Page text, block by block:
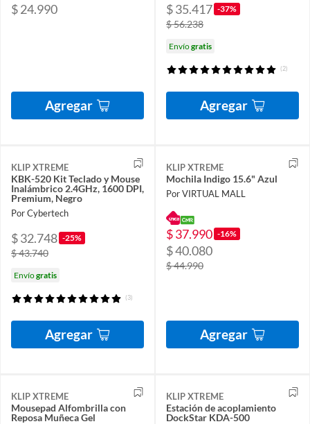
$ 24.990
Agregar
$ 35.417 -37%
$ 56.238
Envíogratis
(2)
Agregar
KLIP XTREME
KBK-520 Kit Teclado y Mouse
Inalámbrico 2.4GHz, 1600 DPI,
Premium, Negro
Por Cybertech
$ 32.748 -25%
$ 43.740
Envíogratis
(3)
Agregar
KLIP XTREME
Mochila Indigo 15.6" Azul
Por VIRTUAL MALL
$ 37.990 -16%
$ 40.080
$ 44.990
Agregar
KLIP XTREME
Mousepad Alfombrilla con
Reposa Muñeca Gel
KLIP XTREME
Estación de acoplamiento
DockStar KDA-500